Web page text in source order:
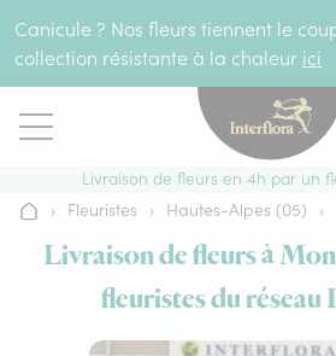
Canicule ? Nos fleurs tiennent le
collection résistante à la chaleur ici
Livraison de fleurs en 4h par un
Accueil
› Fleuristes › Hautes-Alpes (05) ›
Livraison de fleurs à
fleuristes du